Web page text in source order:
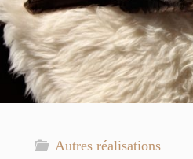
Autres réalisations